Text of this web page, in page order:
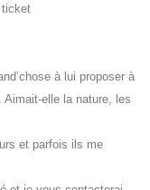
ticket
à lui proposer à
Aimait-elle la nature, les
et parfois ils me